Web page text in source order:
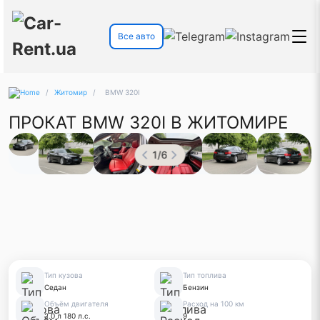
Все авто
/ Житомир / BMW 320I
ПРОКАТ BMW 320I В ЖИТОМИРЕ
1/6
Тип кузова
Седан
Тип топлива
Бензин
Объём двигателя
2.0 л 180 л.с.
Расход на 100 км
9